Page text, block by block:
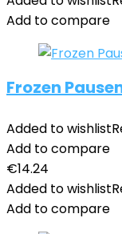
Add to compare
Frozen
Added to wishlist
Add to compare
€14.24
Added to wishlist
Add to compare